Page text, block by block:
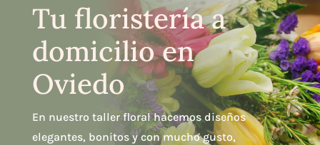
Tu floristería a
domicilio en
Oviedo
En nuestro taller floral hacemos diseños
elegantes, bonitos y con mucho gusto,